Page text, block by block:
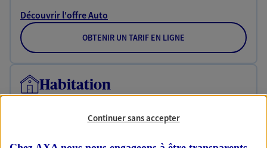
Découvrir l'offre Auto
OBTENIR UN TARIF EN LIGNE
Habitation
contrat Ma Maison assure votre sérénité en
protégeant ce qui vous tient à coeur.
Continuer sans accepter